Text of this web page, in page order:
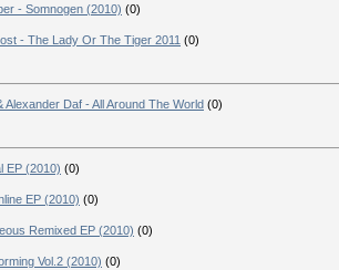
- Somnogen (2010) (0)
- The Lady Or The Tiger 2011 (0)
Alexander Daf - All Around The World (0)
EP (2010) (0)
EP (2010) (0)
Remixed EP (2010) (0)
Vol.2 (2010) (0)